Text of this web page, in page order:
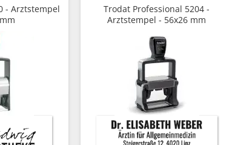
- Arztstempel
Trodat Professional 5204 -
Arztstempel - 56x26 mm